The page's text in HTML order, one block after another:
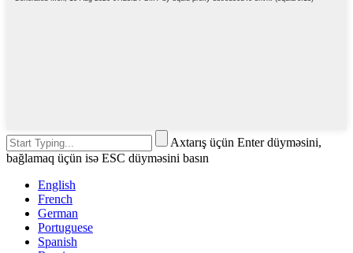
Axtarış üçün Enter düyməsini,
bağlamaq üçün isə ESC düyməsini basın
English
French
German
Portuguese
Spanish